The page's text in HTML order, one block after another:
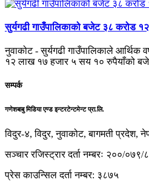
सुर्यगढी गाउँपालिकाको बजेट ३८ करोड
नुवाकोट - सुर्यगढी गाउँपालिकाले आर्थिक
१२ लाख १७ हजार ५ सय १० रुपैयाँको
सम्पर्क
गणेशबाबु मिडिया एण्ड इन्टरटेन्टमेन्ट प्रा.लि.
विदुर-४, विदुर, नुवाकोट, बागमती प्रदेश,
सञ्चार रजिस्ट्रार दर्ता नम्बरः २००/०७९/
प्रेस काउन्सिल दर्ता नम्बर: ३८७५